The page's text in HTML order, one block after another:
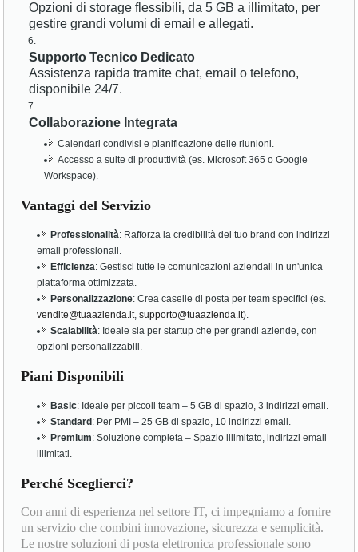
Opzioni di storage flessibili, da 5 GB a illimitato, per
gestire grandi volumi di email e allegati.
Supporto Tecnico Dedicato
Assistenza rapida tramite chat, email o telefono,
disponibile 24/7.
Collaborazione Integrata
Calendari condivisi e pianificazione delle riunioni.
Accesso a suite di produttività (es. Microsoft 365 o Google
Workspace).
Vantaggi del Servizio
Professionalità: Rafforza la credibilità del tuo brand con indirizzi
email professionali.
Efficienza: Gestisci tutte le comunicazioni aziendali in un'unica
piattaforma ottimizzata.
Personalizzazione: Crea caselle di posta per team specifici (es.
vendite@tuaazienda.it,supporto@tuaazienda.it).
Scalabilità: Ideale sia per startup che per grandi aziende, con
opzioni personalizzabili.
Piani Disponibili
Basic: Ideale per piccoli team – 5 GB di spazio, 3 indirizzi email.
Standard : Per PMI – 25 GB di spazio, 10 indirizzi email.
Premium: Soluzione completa – Spazio illimitato, indirizzi email
illimitati.
Perché Sceglierci?
Con anni di esperienza nel settore IT, ci impegniamo a fornire
un servizio che combini innovazione, sicurezza e semplicità.
Le nostre soluzioni di posta elettronica professionale sono